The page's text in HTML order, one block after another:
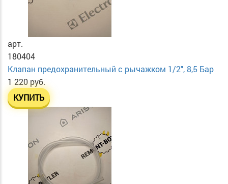
арт.
180404
Клапан предохранительный с рычажком 1/2", 8,5 Бар
1 220 руб.
КУПИТЬ